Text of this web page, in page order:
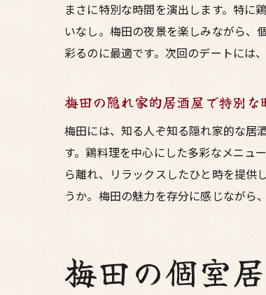
まさに特別な時間を演出します。特に
いなし。梅田の夜景を楽しみながら、
彩るのに最適です。次回のデートには
梅田の隠れ家的居酒屋で特別な
梅田には、知る人ぞ知る隠れ家的な居
す。鶏料理を中心にした多彩なメニュ
ら離れ、リラックスしたひと時を提供
うか。梅田の魅力を存分に感じながら
梅田の個室